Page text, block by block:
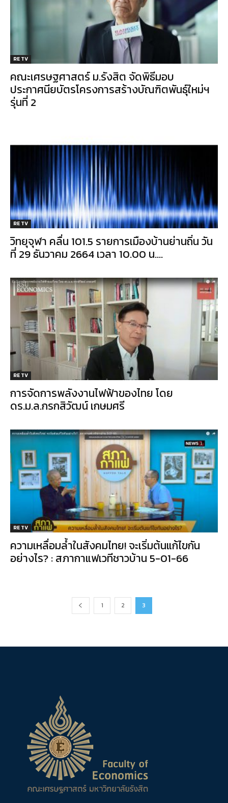
RE TV
คณะเศรษฐศาสตร์ ม.รังสิต จัดพิธีมอบ
ประกาศนียบัตรโครงการสร้างบัณฑิตพันธุ์ใหม่ฯ
รุ่นที่ 2
RE TV
วิทยุจุฬา คลื่น 101.5 รายการเมืองบ้านย่านถิ่น วัน
ที่ 29 ธันวาคม 2664 เวลา 10.00 น....
RE TV
การจัดการพลังงานไฟฟ้าของไทย โดย
ดร.ม.ล.กรกสิวัฒน์ เกษมศรี
RE TV
ความเหลื่อมล้ำในสังคมไทย! จะเริ่มต้นแก้ไขกัน
อย่างไร? : สภากาแฟเวทีชาวบ้าน 5-01-66
1 2 3